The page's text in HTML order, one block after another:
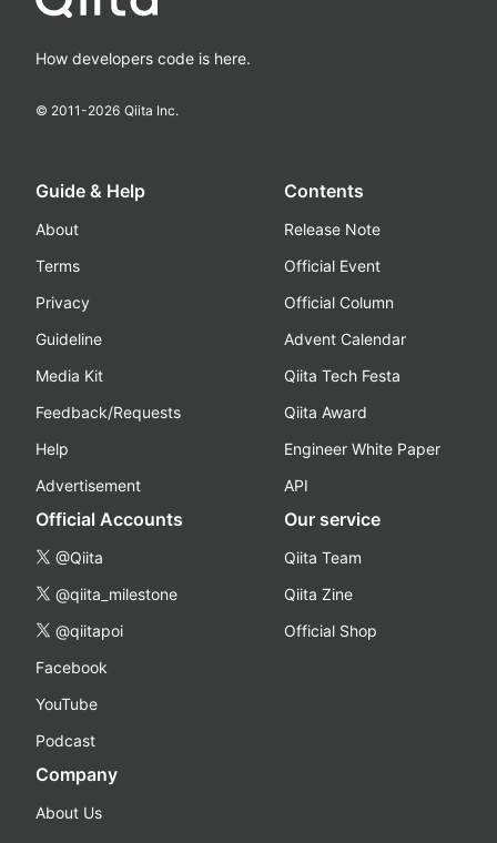
How developers code is here.
© 2011-2026 Qiita Inc.
Guide & Help
About
Terms
Privacy
Guideline
Media Kit
Feedback/Requests
Help
Advertisement
Contents
Release Note
Official Event
Official Column
Advent Calendar
Qiita Tech Festa
Qiita Award
Engineer White Paper
API
Official Accounts
@Qiita
@qiita_milestone
@qiitapoi
Facebook
YouTube
Podcast
Our service
Qiita Team
Qiita Zine
Official Shop
Company
About Us